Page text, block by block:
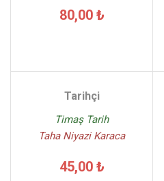
80,00 ₺
Tarihçi
Timaş Tarih
Taha Niyazi Karaca
45,00 ₺